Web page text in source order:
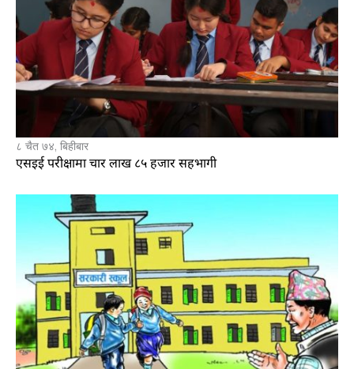
८ चैत ७४, बिहीबार
एसइई परीक्षामा चार लाख ८५ हजार सहभागी